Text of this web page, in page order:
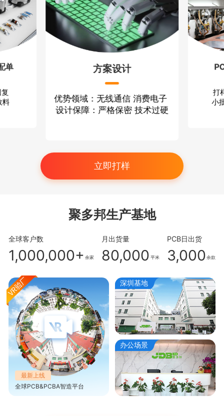
单
料
方案设计
优势领域：无线通信 消费电子
设计保障：严格保密 技术过硬
打
小
立即打样
聚多邦生产基地
全球客户数
1,000,000+ 余家
月出货量
80,000 平米
PCB日出货
3,000 余款
最新上线
全球PCB&PCBA智造平台
深圳基地
办公场景